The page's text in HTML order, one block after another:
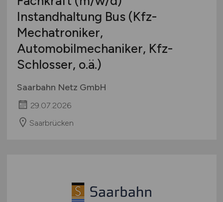
Instandhaltung Bus (Kfz-
Mechatroniker,
Automobilmechaniker, Kfz-
Schlosser, o.ä.)
Saarbahn Netz GmbH
29.07.2026
Saarbrücken